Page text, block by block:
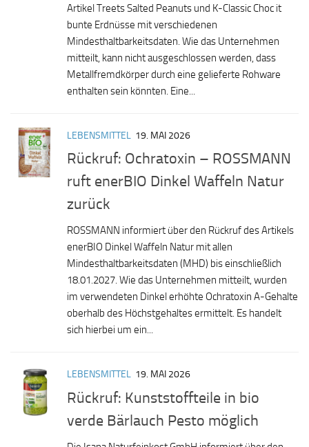
Artikel Treets Salted Peanuts und K-Classic Choc it
bunte Erdnüsse mit verschiedenen
Mindesthaltbarkeitsdaten. Wie das Unternehmen
mitteilt, kann nicht ausgeschlossen werden, dass
Metallfremdkörper durch eine gelieferte Rohware
enthalten sein könnten. Eine...
LEBENSMITTEL 19. MAI 2026
Rückruf: Ochratoxin – ROSSMANN
ruft enerBIO Dinkel Waffeln Natur
zurück
ROSSMANN informiert über den Rückruf des Artikels
enerBIO Dinkel Waffeln Natur mit allen
Mindesthaltbarkeitsdaten (MHD) bis einschließlich
18.01.2027. Wie das Unternehmen mitteilt, wurden
im verwendeten Dinkel erhöhte Ochratoxin A-Gehalte
oberhalb des Höchstgehaltes ermittelt. Es handelt
sich hierbei um ein...
LEBENSMITTEL 19. MAI 2026
Rückruf: Kunststoffteile in bio
verde Bärlauch Pesto möglich